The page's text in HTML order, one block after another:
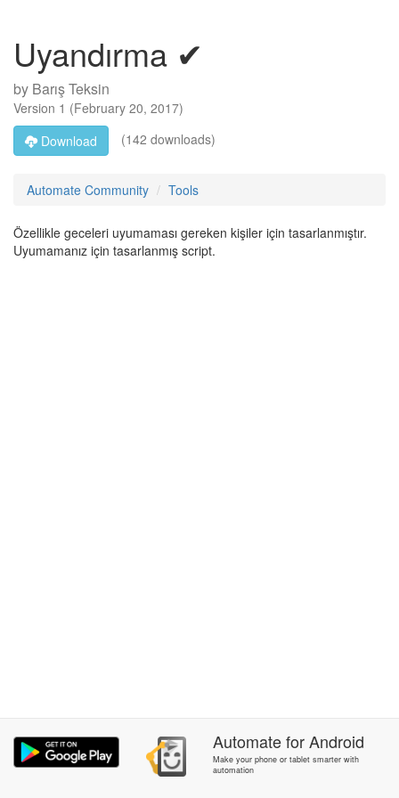
Uyandırma ✔
by Barış Teksin
Version 1 (February 20, 2017)
Download
(142 downloads)
Automate Community Tools
Özellikle geceleri uyumaması gereken kişiler için tasarlanmıştır.
Uyumamanız için tasarlanmış script.
AutomateforAndroid
Make your phone or tablet smarter with
automation